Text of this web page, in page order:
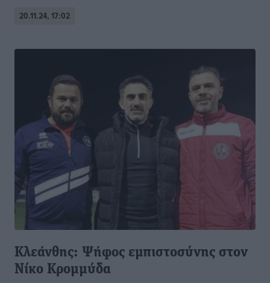
20.11.24, 17:02
Κλεάνθης: Ψήφος εμπιστοσύνης στον
Νίκο Κρομμύδα